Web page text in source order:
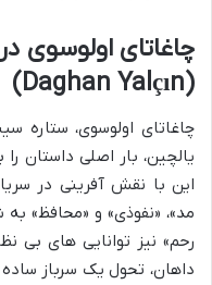
چاغاتای اولوسوی
(Daghan Yalçın)
چاغاتای اولوسوی، ستاره
یالچین، بار اصلی داستان
این با نقش آفرینی در
مد»، «نفوذی» و «محافظ»
رحم» نیز توانایی های بی
داهان، تحول یک سرباز